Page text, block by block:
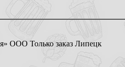
ООО Только заказ Липецк